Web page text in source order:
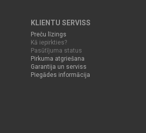
KLIENTU SERVISS
Preču līzings
Kā iepirkties?
Pasūtījuma status
Pirkuma atgriešana
Garantija un serviss
Piegādes informācija